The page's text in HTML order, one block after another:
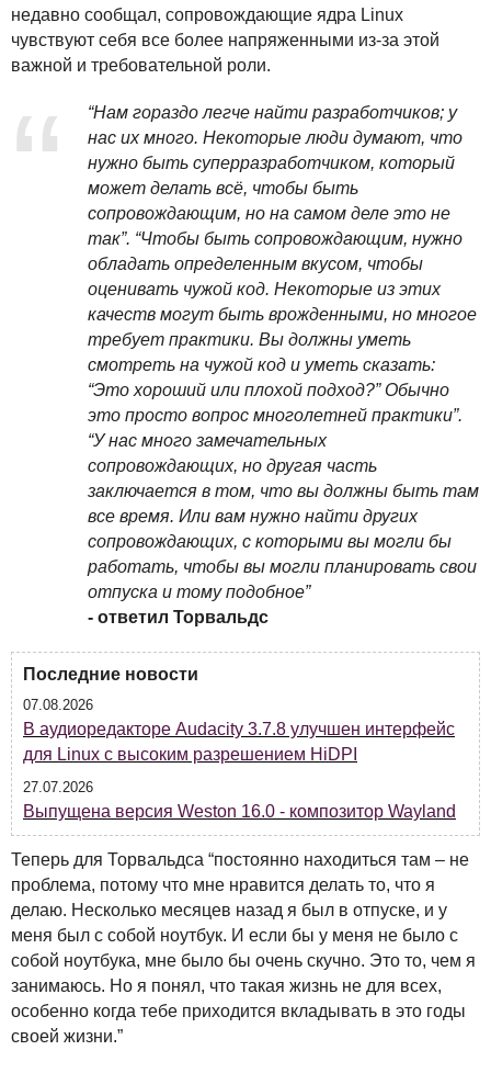
недавно сообщал, сопровождающие ядра Linux
чувствуют себя все более напряженными из-за этой
важной и требовательной роли.
“Нам гораздо легче найти разработчиков; у
нас их много. Некоторые люди думают, что
нужно быть суперразработчиком, который
может делать всё, чтобы быть
сопровождающим, но на самом деле это не
так”. “Чтобы быть сопровождающим, нужно
обладать определенным вкусом, чтобы
оценивать чужой код. Некоторые из этих
качеств могут быть врожденными, но многое
требует практики. Вы должны уметь
смотреть на чужой код и уметь сказать:
“Это хороший или плохой подход?” Обычно
это просто вопрос многолетней практики”.
“У нас много замечательных
сопровождающих, но другая часть
заключается в том, что вы должны быть там
все время. Или вам нужно найти других
сопровождающих, с которыми вы могли бы
работать, чтобы вы могли планировать свои
отпуска и тому подобное”
- ответил Торвальдс
Последние новости
07.08.2026
В аудиоредакторе Audacity 3.7.8 улучшен интерфейс
для Linux с высоким разрешением HiDPI
27.07.2026
Выпущена версия Weston 16.0 - композитор Wayland
Теперь для Торвальдса “постоянно находиться там – не
проблема, потому что мне нравится делать то, что я
делаю. Несколько месяцев назад я был в отпуске, и у
меня был с собой ноутбук. И если бы у меня не было с
собой ноутбука, мне было бы очень скучно. Это то, чем я
занимаюсь. Но я понял, что такая жизнь не для всех,
особенно когда тебе приходится вкладывать в это годы
своей жизни.”